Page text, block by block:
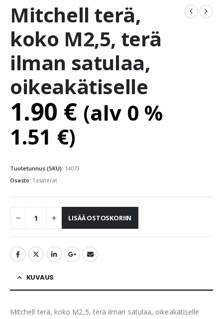
Mitchell terä,
koko M2,5, terä
ilman satulaa,
oikeakätiselle
1.90 € (alv 0 %
1.51 €)
Tuotetunnus (SKU): 14073
Osasto: Tasaterät
LISÄÄ OSTOSKORIIN
KUVAUS
Mitchell terä, koko M2,5, terä ilman satulaa, oikeakätiselle